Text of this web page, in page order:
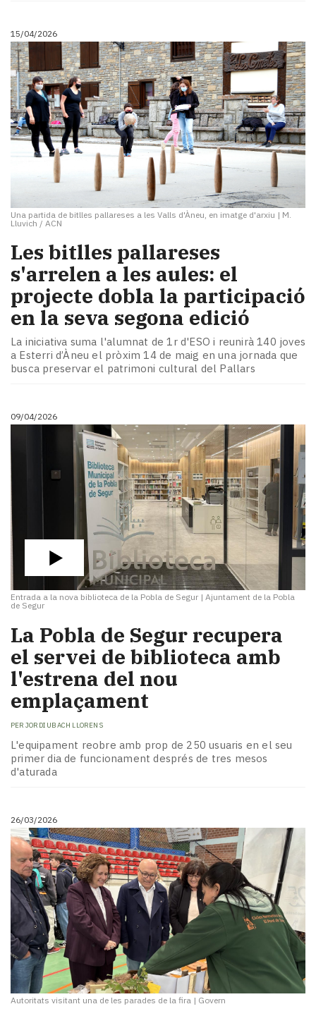
15/04/2026
Una partida de bitlles pallareses a les Valls d'Àneu, en imatge d'arxiu | M.
Lluvich / ACN
Les bitlles pallareses
s'arrelen a les aules: el
projecte dobla la participació
en la seva segona edició
La iniciativa suma l'alumnat de 1r d'ESO i reunirà 140 joves
a Esterri d’Àneu el pròxim 14 de maig en una jornada que
busca preservar el patrimoni cultural del Pallars
09/04/2026
Entrada a la nova biblioteca de la Pobla de Segur | Ajuntament de la Pobla
de Segur
La Pobla de Segur recupera
el servei de biblioteca amb
l'estrena del nou
emplaçament
PER JORDI UBACH LLORENS
L'equipament reobre amb prop de 250 usuaris en el seu
primer dia de funcionament després de tres mesos
d'aturada
26/03/2026
Autoritats visitant una de les parades de la fira | Govern